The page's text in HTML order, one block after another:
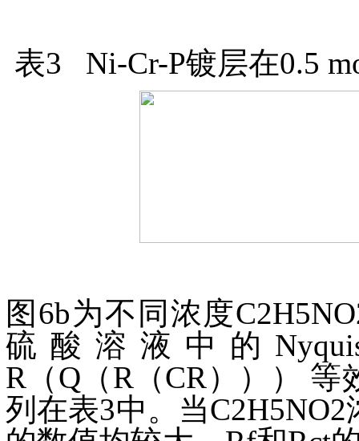
表3 Ni-Cr-P镀层在0.5
图6b为不同浓度
硫酸溶液中的
R（Q（R（CR）））
列在表3中。当